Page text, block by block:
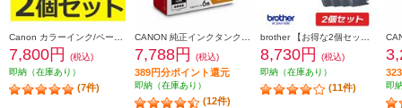
7,800円
(税込)
即納（在庫あり）
(7件)
7,788円 (税込)
389円分ポイント還元
即納（在庫あり）
(12件)
8,730円
(税込)
即納（在庫あり）
(11件) 即